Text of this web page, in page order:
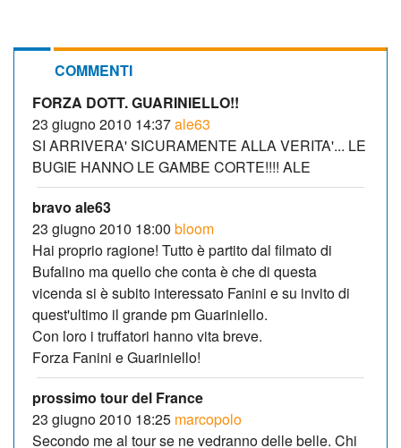
COMMENTI
FORZA DOTT. GUARINIELLO!!
23 giugno 2010 14:37ale63
SI ARRIVERA' SICURAMENTE ALLA VERITA'... LE
BUGIE HANNO LE GAMBE CORTE!!!! ALE
bravo ale63
23 giugno 2010 18:00 bloom
Hai proprio ragione! Tutto è partito dal filmato di
Bufalino ma quello che conta è che di questa
vicenda si è subito interessato Fanini e su invito di
quest'ultimo il grande pm Guariniello.
Con loro i truffatori hanno vita breve.
Forza Fanini e Guariniello!
prossimo tour del France
23 giugno 2010 18:25 marcopolo
Secondo me al tour se ne vedranno delle belle. Chi